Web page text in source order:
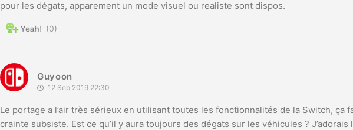
pour les dégats, apparement un mode visuel ou realiste sont dispos.
0
Guyoon
12 Sep 2019 22:30
Le portage a l’air très sérieux en utilisant toutes les fonctionnalités de la Switch, ça
crainte subsiste. Est ce qu’il y aura toujours des dégats sur les véhicules ?